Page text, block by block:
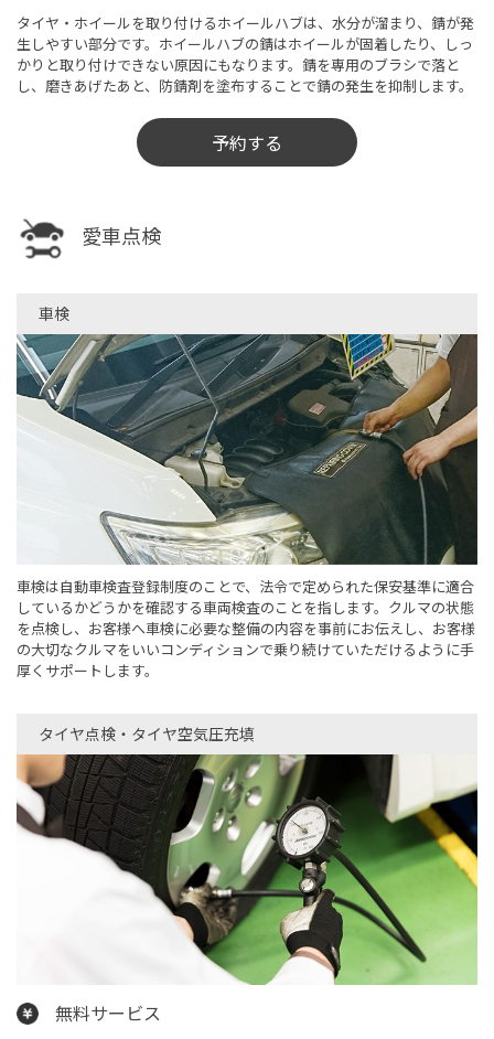
タイヤ・ホイールを取り付けるホイールハブは、水分が溜まり、錆が発
生しやすい部分です。ホイールハブの錆はホイールが固着したり、しっ
かりと取り付けできない原因にもなります。錆を専用のブラシで落と
し、磨きあげたあと、防錆剤を塗布することで錆の発生を抑制します。
予約する
愛車点検
車検
車検は自動車検査登録制度のことで、法令で定められた保安基準に適合
しているかどうかを確認する車両検査のことを指します。クルマの状態
を点検し、お客様へ車検に必要な整備の内容を事前にお伝えし、お客様
の大切なクルマをいいコンディションで乗り続けていただけるように手
厚くサポートします。
タイヤ点検・タイヤ空気圧充填​
無料サービス